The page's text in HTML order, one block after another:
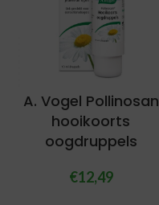
A. Vogel Pollinosan
hooikoorts
oogdruppels
€12,49